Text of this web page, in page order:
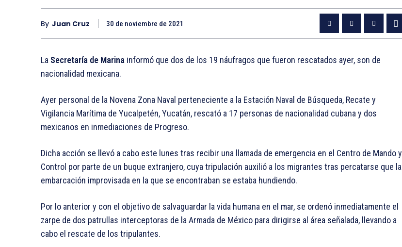
By Juan Cruz 30 de noviembre de 2021
La Secretaría de Marina informó que dos de los 19 náufragos que fueron rescatados ayer, son de
nacionalidad mexicana.
Ayer personal de la Novena Zona Naval perteneciente a la Estación Naval de Búsqueda, Recate y
Vigilancia Marítima de Yucalpetén, Yucatán, rescató a 17 personas de nacionalidad cubana y dos
mexicanos en inmediaciones de Progreso.
Dicha acción se llevó a cabo este lunes tras recibir una llamada de emergencia en el Centro de Mando y
Control por parte de un buque extranjero, cuya tripulación auxilió a los migrantes tras percatarse que la
embarcación improvisada en la que se encontraban se estaba hundiendo.
Por lo anterior y con el objetivo de salvaguardar la vida humana en el mar, se ordenó inmediatamente el
zarpe de dos patrullas interceptoras de la Armada de México para dirigirse al área señalada, llevando a
cabo el rescate de los tripulantes.